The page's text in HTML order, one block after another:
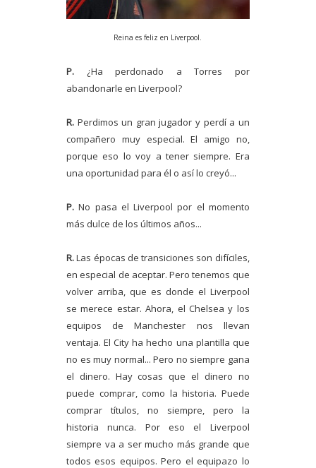
Reina es feliz en Liverpool.
P. ¿Ha perdonado a Torres por
abandonarle en Liverpool?
R. Perdimos un gran jugador y perdí a un
compañero muy especial. El amigo no,
porque eso lo voy a tener siempre. Era
una oportunidad para él o así lo creyó...
P. No pasa el Liverpool por el momento
más dulce de los últimos años...
R.Las épocas de transiciones son difíciles,
en especial de aceptar. Pero tenemos que
volver arriba, que es donde el Liverpool
se merece estar. Ahora, el Chelsea y los
equipos de Manchester nos llevan
ventaja. El City ha hecho una plantilla que
no es muy normal... Pero no siempre gana
el dinero. Hay cosas que el dinero no
puede comprar, como la historia. Puede
comprar títulos, no siempre, pero la
historia nunca. Por eso el Liverpool
siempre va a ser mucho más grande que
todos esos equipos. Pero el equipazo lo